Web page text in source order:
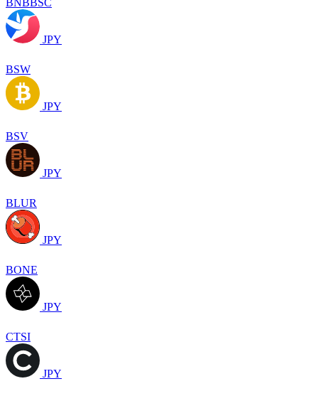
JPY
BSW
JPY
BSV
JPY
BLUR
JPY
BONE
JPY
CTSI
JPY